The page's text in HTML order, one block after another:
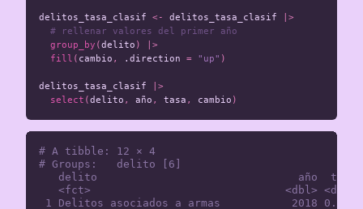
delitos_tasa_clasif <- delitos_tasa_clasif
|>
# rellenar valores del primer año
group_by (delito )
|>
fill ( cambio , .direction = "up" )
delitos_tasa_clasif
|>
select (delito , año , tasa , cambio )
# A tibble: 12 × 4
# Groups:   delito [6]
delito                               año  tasa
<fct>                              <dbl>
1 Delitos asociados a armas           2018